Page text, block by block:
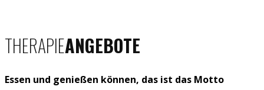
THERAPIEANGEBOTE
Essen und genießen können, das ist das Motto